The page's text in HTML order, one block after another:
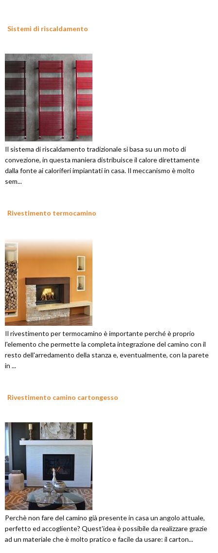
Sistemi di riscaldamento
Il sistema di riscaldamento tradizionale si basa su un moto di
convezione, in questa maniera distribuisce il calore direttamente
dalla fonte ai caloriferi impiantati in casa. Il meccanismo è molto
sem...
Rivestimento termocamino
Il rivestimento per termocamino è importante perché è proprio
l'elemento che permette la completa integrazione del camino con il
resto dell'arredamento della stanza e, eventualmente, con la parete
in ...
Rivestimento camino cartongesso
Perchè non fare del camino già presente in casa un angolo attuale,
perfetto ed accogliente? Quest'idea è possibile da realizzare grazie
ad un materiale che è molto pratico e facile da usare: il carton...